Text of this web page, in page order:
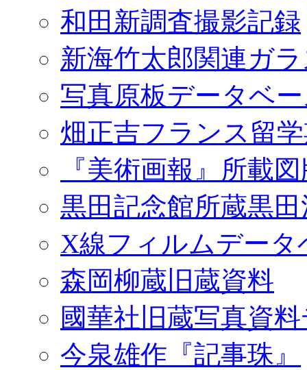
和田新調査撮影記録
新海竹太郎関連ガ
写真原板データベ
畑正吉フランス留
『美術画報』所載
黒田記念館所蔵黒
X線フィルムデータ
森岡柳蔵旧蔵資料
國華社旧蔵写真資
今泉雄作『記事珠』